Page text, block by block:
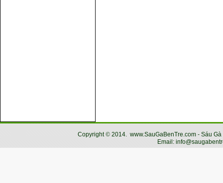
Copyright© 2014. www.SauGaBenTre.com - Sáu
Email: